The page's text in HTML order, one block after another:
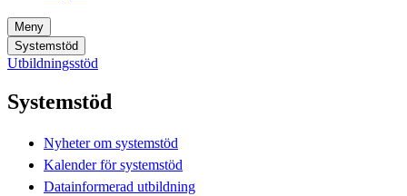
Meny
Systemstöd
Utbildningsstöd
Systemstöd
Nyheter om systemstöd
Kalender för systemstöd
Datainformerad utbildning